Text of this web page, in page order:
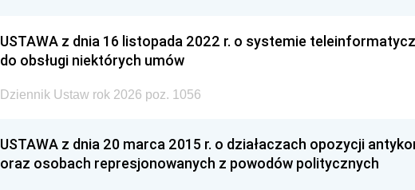
USTAWA z dnia 16 listopada 2022 r. o systemie
do obsługi niektórych umów
Dziennik Ustaw rok 2026 poz. 1056
USTAWA z dnia 20 marca 2015 r. o działaczach opozycji
oraz osobach represjonowanych z powodów politycznych